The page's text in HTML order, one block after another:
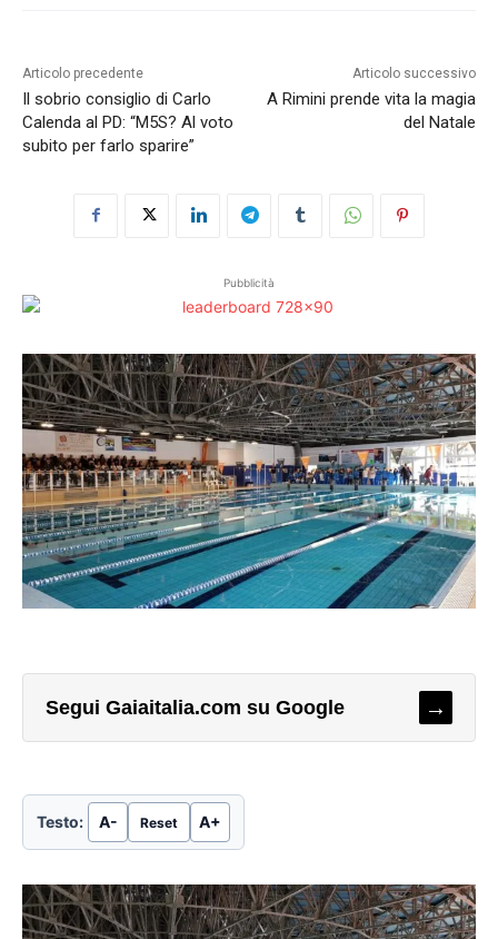
Articolo precedente
Il sobrio consiglio di Carlo
Calenda al PD: “M5S? Al voto
subito per farlo sparire”
Articolo successivo
A Rimini prende vita la magia
del Natale
Pubblicità
Segui Gaiaitalia.com su Google →
Testo: A- Reset A+